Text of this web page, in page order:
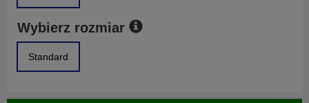
Wybierz rozmiar
Standard